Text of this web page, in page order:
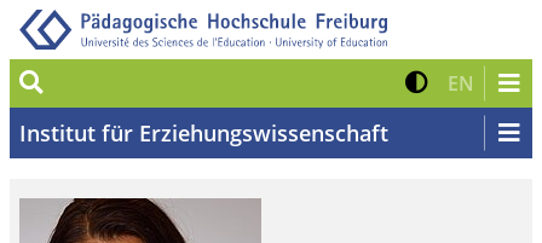
Suche Kontrast
EN Zur
Institut für Erziehungswissenschaft